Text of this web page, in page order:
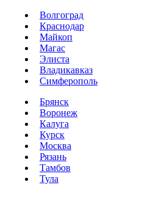
Волгоград
Краснодар
Майкоп
Магас
Элиста
Владикавказ
Симферополь
Брянск
Воронеж
Калуга
Курск
Москва
Рязань
Тамбов
Тула